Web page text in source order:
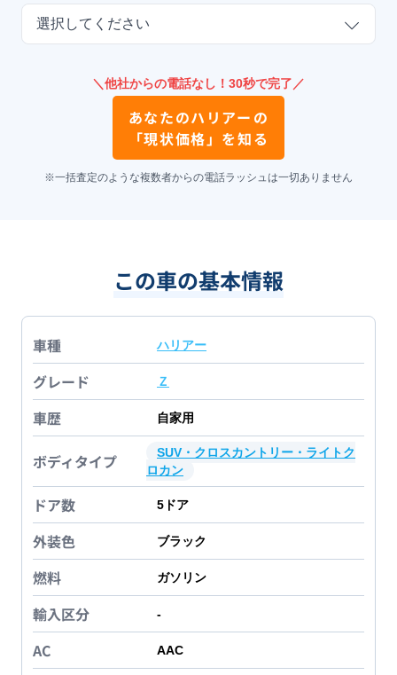
選択してください
＼他社からの電話なし！30秒で完了／
あなたのハリアー の
「現状価格」を知る
※一括査定のような複数者からの電話ラッシュは一切ありません
この車の基本情報
車種 ハリアー
グレード Ｚ
車歴 自家用
ボディタイプ
SUV・クロスカントリー・ライトク
ロカン
ドア数 5 ドア
外装色 ブラック
燃料 ガソリン
輸入区分 -
AC AAC